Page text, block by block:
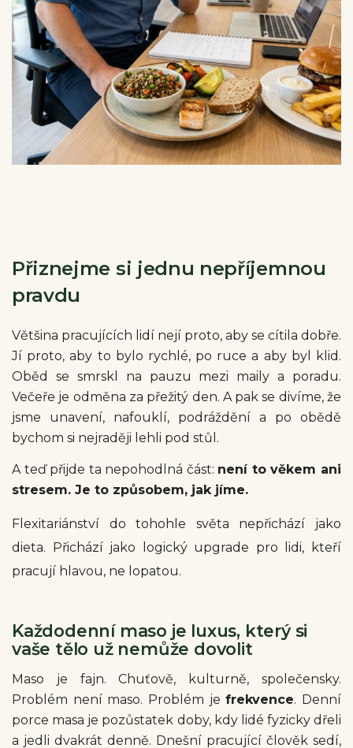
Přiznejme si jednu nepříjemnou
pravdu
Většina pracujících lidí nejí proto, aby se cítila dobře.
Jí proto, aby to bylo rychlé, po ruce a aby byl klid.
Oběd se smrskl na pauzu mezi maily a poradu.
Večeře je odměna za přežitý den. A pak se divíme, že
jsme unavení, nafouklí, podráždění a po obědě
bychom si nejraději lehli pod stůl.
A teď přijde ta nepohodlná část: není to věkem ani
stresem. Je to způsobem, jak jíme.
Flexitariánství do tohohle světa nepřichází jako
dieta. Přichází jako logický upgrade pro lidi, kteří
pracují hlavou, ne lopatou.
Každodenní maso je luxus, který si
vaše tělo už nemůže dovolit
Maso je fajn. Chuťově, kulturně, společensky.
Problém není maso. Problém jefrekvence. Denní
porce masa je pozůstatek doby, kdy lidé fyzicky dřeli
a jedli dvakrát denně. Dnešní pracující člověk sedí,